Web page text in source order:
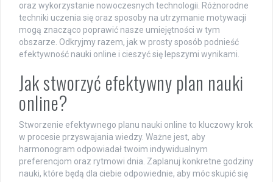
oraz wykorzystanie nowoczesnych technologii. Różnorodne
techniki uczenia się oraz sposoby na utrzymanie motywacji
mogą znacząco poprawić nasze umiejętności w tym
obszarze. Odkryjmy razem, jak w prosty sposób podnieść
efektywność nauki online i cieszyć się lepszymi wynikami.
Jak stworzyć efektywny plan nauki
online?
Stworzenie efektywnego planu nauki online to kluczowy krok
w procesie przyswajania wiedzy. Ważne jest, aby
harmonogram odpowiadał twoim indywidualnym
preferencjom oraz rytmowi dnia. Zaplanuj konkretne godziny
nauki, które będą dla ciebie odpowiednie, aby móc skupić się